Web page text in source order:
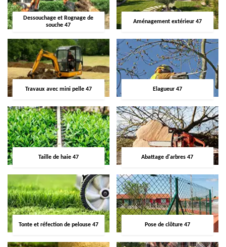
Dessouchage et Rognage de
souche 47
Aménagement extérieur 47
Travaux avec mini pelle 47 Elagueur 47
Taille de haie 47 Abattage d'arbres 47
Tonte et réfection de pelouse 47 Pose de clôture 47